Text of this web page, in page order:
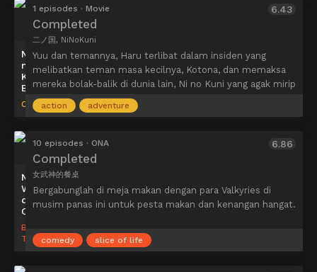
membawa kehancuran bagi dunia, anak
Ni
no
Kuni
BD
OLM
1 episodes · Movie
Completed
二ノ国, NiNoKuni
6.43
Yuu dan temannya, Haru terlibat dalam insiden yang
melibatkan teman masa kecilnya, Kotona, dan memaksa
mereka bolak-balik di dunia lain, Ni no Kuni yang agak mirip
dengan dunia nyata. Ketika hidup Kotona dalam bahaya,
apa yang harus mereka lakukan untuk menyelamatkannya
action adventure
Nu
Wushen
de
Canzhuo
Blade,
Thundray
10 episodes · ONA
Completed
女武神的餐桌
6.86
Bergabunglah di meja makan dengan para Valkyries di
musim panas ini untuk pesta makan dan kenangan hangat.
comedy slice of life